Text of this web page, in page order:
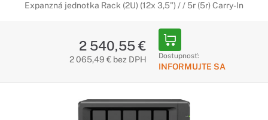
Expanzná jednotka Rack (2U) (12x 3,5") / / 5r (5r) Carry-In
2 540,55 €
2 065,49 € bez DPH Dostupnosť:
INFORMUJTE SA